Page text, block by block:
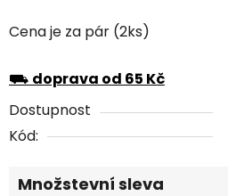
Cena je za pár (2ks)
⛟ doprava od 65 Kč
Dostupnost
Kód:
Množstevní sleva